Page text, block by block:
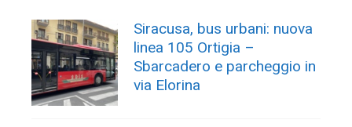
Siracusa, bus urbani: nuova
linea 105 Ortigia –
Sbarcadero e parcheggio in
via Elorina